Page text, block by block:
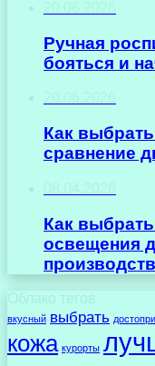
Ручная
бояться и
Как
сравнение
Как
освещения
Облако тегов
вкусный выбрать
кожа курорты